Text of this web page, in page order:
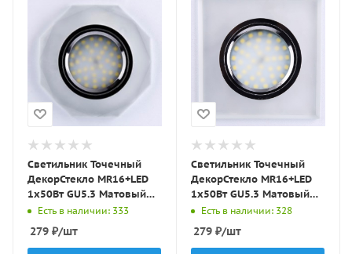
Светильник Точечный
ДекорСтекло MR16+LED
1х50Вт GU5.3 Матовый
D90х10мм IP20 D0801
Есть в наличии: 333
279 ₽/шт
Светильник Точечный
ДекорСтекло MR16+LED
1х50Вт GU5.3 Матовый
90х90х10мм IP20 D0001
Есть в наличии: 328
279 ₽/шт